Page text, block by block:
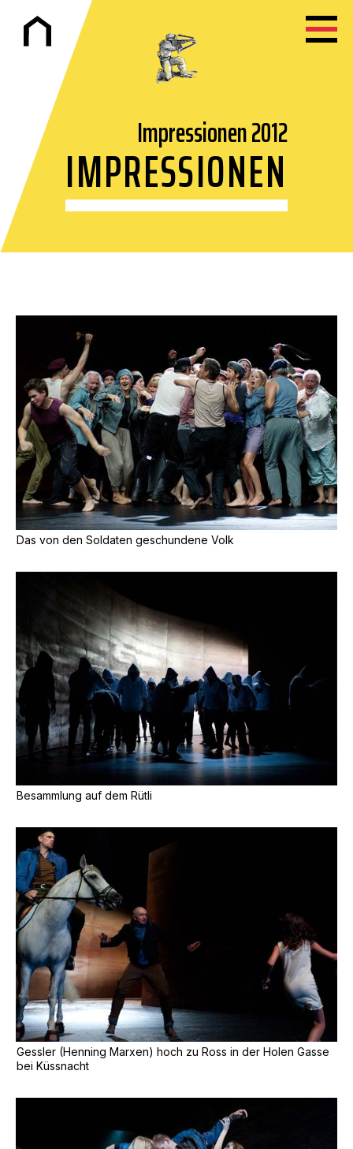
Impressionen 2012
IMPRESSIONEN
Das von den Soldaten geschundene Volk
Besammlung auf dem Rütli
Gessler (Henning Marxen) hoch zu Ross in der Holen Gasse
bei Küssnacht